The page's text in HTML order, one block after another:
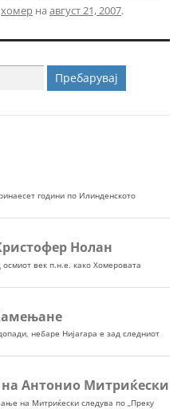
хомер на август 21, 2007.